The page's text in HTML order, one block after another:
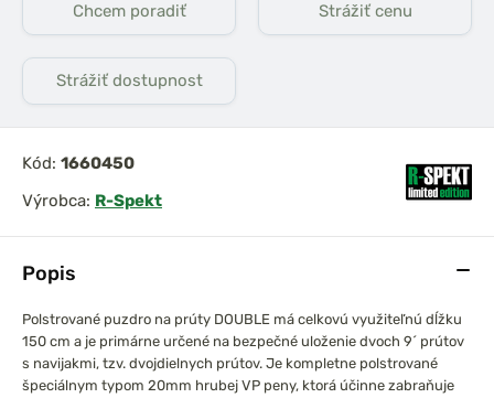
set
3,6m 3lb
Popis
Polstrované puzdro na prúty DOUBLE má celkovú využiteľnú dĺžku
150 cm a je primárne určené na bezpečné uloženie dvoch 9´ prútov
s navijakmi, tzv. dvojdielnych prútov. Je kompletne polstrované
špeciálnym typom 20mm hrubej VP peny, ktorá účinne zabraňuje
Chcem poradiť Strážiť cenu
Strážiť dostupnost
Kód: 1660450
Výrobca: R-Spekt